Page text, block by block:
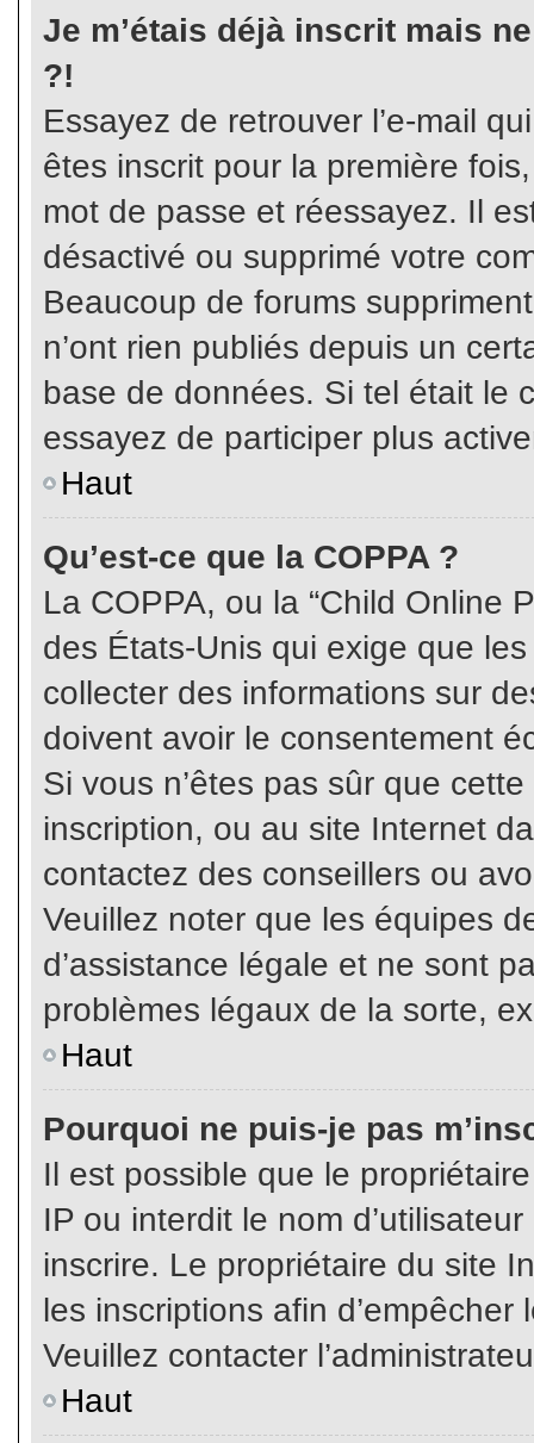
Je m’étais déjà inscrit mais
?!
Essayez de retrouver l’e-mail
êtes inscrit pour la première
mot de passe et réessayez. Il
désactivé ou supprimé votre
Beaucoup de forums
n’ont rien publiés depuis un
base de données. Si tel était le
essayez de participer plus
Haut
Qu’est-ce que la COPPA ?
La COPPA, ou la “Child Online
des États-Unis qui exige que
collecter des informations sur
doivent avoir le consentement
Si vous n’êtes pas sûr que
inscription, ou au site Internet
contactez des conseillers ou
Veuillez noter que les équipes
d’assistance légale et ne sont
problèmes légaux de la sorte,
Haut
Pourquoi ne puis-je pas
Il est possible que le
IP ou interdit le nom
inscrire. Le propriétaire du site
les inscriptions afin d’empêcher
Veuillez contacter
Haut